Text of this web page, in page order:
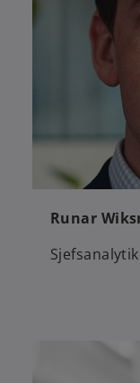
Runar